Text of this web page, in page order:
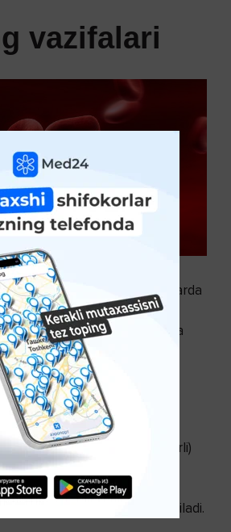
vazifalari
vazifasi. Oshqozon-ichaklarda
moddalar (oqsillar, yog‘lar,
tuzlar, vitaminlar, suv) qon va
qon orqali hujayralarga
kislorod qabul qilib,
Hujayralarda moddalar
hosil bo‘lgan qoldiq (zaharli)
kislota qonga o‘tadi. Bu
ayirish va nafas olish
tashqariga chiqarib yuboriladi.